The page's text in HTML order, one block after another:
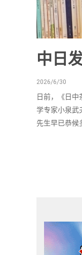
中日
2026/6/30
日前，《日
学专家小泉武
先生早已恭候